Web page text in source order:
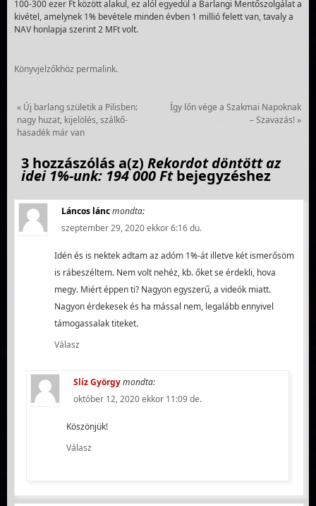
100-300 ezer Ft között alakul, ez alól egyedül a Barlangi Mentőszolgálat a
kivétel, amelynek 1% bevétele minden évben 1 millió felett van, tavaly a
NAV honlapja szerint 2 MFt volt.
Könyvjelzőkhöz permalink.
« Új barlang születik a Pilisben:
nagy huzat, kijelölés, szálkő-
hasadék már van
Így lőn vége a Szakmai Napoknak
– Szavazás!»
3 hozzászólás a(z) Rekordot döntött az
idei 1%-unk: 194 000 Ftbejegyzéshez
Láncos láncmondta:
szeptember 29, 2020 ekkor 6:16 du.
Idén és is nektek adtam az adóm 1%-át illetve két ismerősöm
is rábeszéltem. Nem volt nehéz, kb. őket se érdekli, hova
megy. Miért éppen ti? Nagyon egyszerű, a videók miatt.
Nagyon érdekesek és ha mással nem, legalább ennyivel
támogassalak titeket.
Válasz
Slíz Györgymondta:
október 12, 2020 ekkor 11:09 de.
Köszönjük!
Válasz